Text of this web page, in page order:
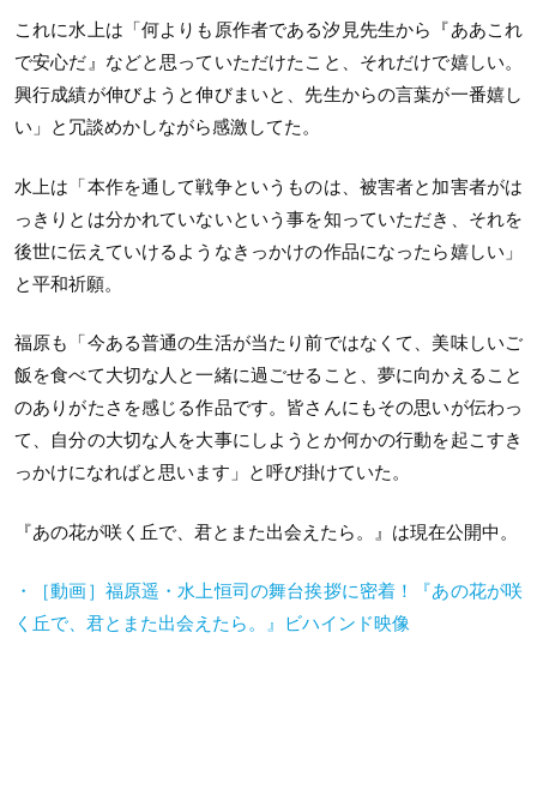
これに水上は「何よりも原作者である汐見先生から『ああこれ
で安心だ』などと思っていただけたこと、それだけで嬉しい。
興行成績が伸びようと伸びまいと、先生からの言葉が一番嬉し
い」と冗談めかしながら感激してた。
水上は「本作を通して戦争というものは、被害者と加害者がは
っきりとは分かれていないという事を知っていただき、それを
後世に伝えていけるようなきっかけの作品になったら嬉しい」
と平和祈願。
福原も「今ある普通の生活が当たり前ではなくて、美味しいご
飯を食べて大切な人と一緒に過ごせること、夢に向かえること
のありがたさを感じる作品です。皆さんにもその思いが伝わっ
て、自分の大切な人を大事にしようとか何かの行動を起こすき
っかけになればと思います」と呼び掛けていた。
『あの花が咲く丘で、君とまた出会えたら。』は現在公開中。
・［動画］福原遥・水上恒司の舞台挨拶に密着！『あの花が咲
く丘で、君とまた出会えたら。』ビハインド映像